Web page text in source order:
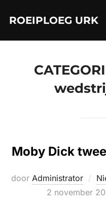
naarROEIPLOEG URK
Moby Dick
door Administrator
2 november